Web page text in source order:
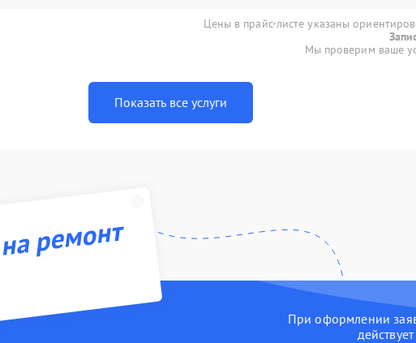
Цены в прайс-листе указаны
Мы проверим ваше
Показать все услуги
ремонт
При оформлении